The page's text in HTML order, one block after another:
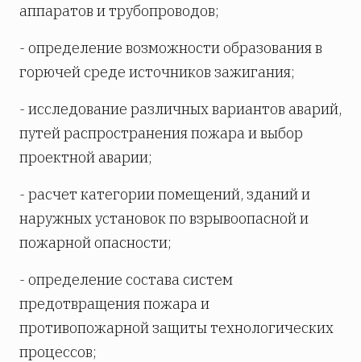
аппаратов и трубопроводов;
- определение возможности образования в
горючей среде источников зажигания;
- исследование различных вариантов аварий,
путей распространения пожара и выбор
проектной аварии;
- расчет категории помещений, зданий и
наружных установок по взрывоопасной и
пожарной опасности;
- определение состава систем
предотвращения пожара и
противопожарной защиты технологических
процессов;